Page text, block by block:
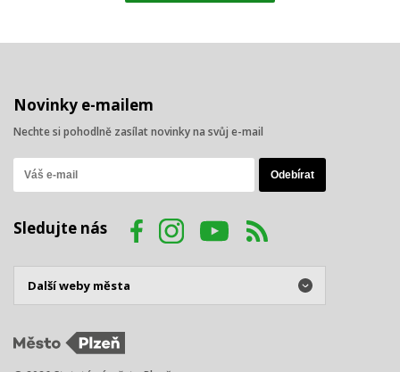
Novinky e-mailem
Nechte si pohodlně zasílat novinky na svůj e-mail
Sledujte nás